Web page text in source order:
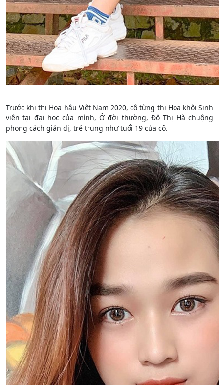
Trước khi thi Hoa hậu Việt Nam 2020, cô từng thi Hoa khôi Sinh
viên tại đại học của mình, Ở đời thường, Đỗ Thị Hà chuộng
phong cách giản dị, trẻ trung như tuổi 19 của cô.